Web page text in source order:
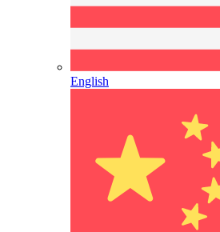
English